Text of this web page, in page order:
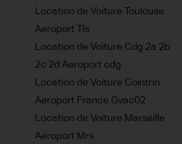
Location de Voiture Toulouse
Aeroport Tls
Location de Voiture Cdg 2a 2b
2c 2d Aeroport cdg
Location de Voiture Cointrin
Aeroport France Gvac02
Location de Voiture Marseille
Aeroport Mrs